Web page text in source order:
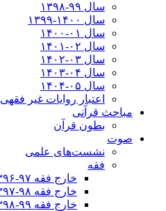
سال ۹۹-۱۳۹۸‍
سال ۱۴۰۰-۱۳۹۹
سال ۰۱-۱۴۰۰
سال ۰۲-۱۴۰۱
سال ۰۳-۱۴۰۲
سال ۰۴-۱۴۰۳
سال ۰۵-۱۴۰۴
اعتبار روایات غیر فقهی
مباحث قرآنی
بطون قرآن
صوت
نشست‌های علمی
فقه
خارج فقه ۹۷-۱۳۹۶
خارج فقه ۹۸-۱۳۹۷
خارج فقه ۹۹-۱۳۹۸